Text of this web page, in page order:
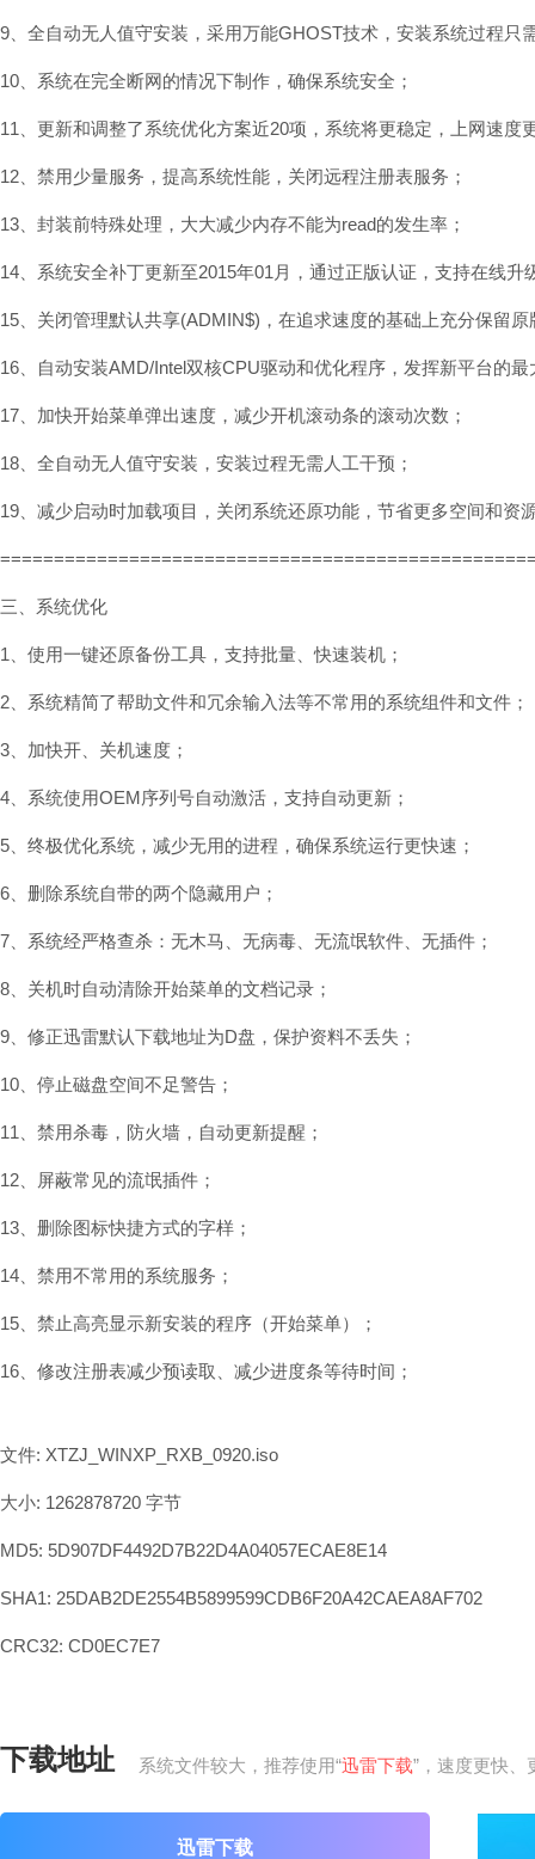
9、全自动无人值守安装，采用万能GHOST技术，安装系统过程只
10、系统在完全断网的情况下制作，确保系统安全；
11、更新和调整了系统优化方案近20项，系统将更稳定，上网速度
12、禁用少量服务，提高系统性能，关闭远程注册表服务；
13、封装前特殊处理，大大减少内存不能为read的发生率；
14、系统安全补丁更新至2015年01月，通过正版认证，支持在线升
15、关闭管理默认共享(ADMIN$)，在追求速度的基础上充分保留
16、自动安装AMD/Intel双核CPU驱动和优化程序，发挥新平台的最
17、加快开始菜单弹出速度，减少开机滚动条的滚动次数；
18、全自动无人值守安装，安装过程无需人工干预；
19、减少启动时加载项目，关闭系统还原功能，节省更多空间和资
三、系统优化
1、使用一键还原备份工具，支持批量、快速装机；
2、系统精简了帮助文件和冗余输入法等不常用的系统组件和文件；
3、加快开、关机速度；
4、系统使用OEM序列号自动激活，支持自动更新；
5、终极优化系统，减少无用的进程，确保系统运行更快速；
6、删除系统自带的两个隐藏用户；
7、系统经严格查杀：无木马、无病毒、无流氓软件、无插件；
8、关机时自动清除开始菜单的文档记录；
9、修正迅雷默认下载地址为D盘，保护资料不丢失；
10、停止磁盘空间不足警告；
11、禁用杀毒，防火墙，自动更新提醒；
12、屏蔽常见的流氓插件；
13、删除图标快捷方式的字样；
14、禁用不常用的系统服务；
15、禁止高亮显示新安装的程序（开始菜单）；
16、修改注册表减少预读取、减少进度条等待时间；
文件: XTZJ_WINXP_RXB_0920.iso
大小: 1262878720 字节
MD5: 5D907DF4492D7B22D4A04057ECAE8E14
SHA1: 25DAB2DE2554B5899599CDB6F20A42CAEA8AF702
CRC32: CD0EC7E7
下载地址 系统文件较大，推荐使用“迅雷下载”，速度更快、
迅雷下载